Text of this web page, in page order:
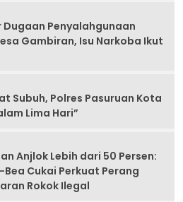
Penyalahgunaan
Gambiran, Isu Narkoba Ikut
Subuh, Polres Pasuruan Kota
Lima Hari”
Anjlok Lebih dari 50 Persen:
Cukai Perkuat Perang
Rokok Ilegal